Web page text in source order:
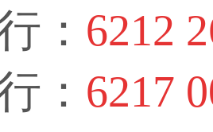
： 6212
： 6217